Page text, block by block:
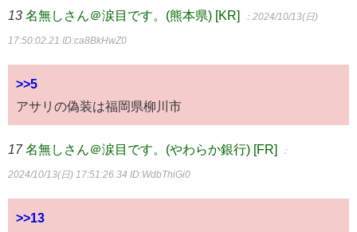
13 名無しさん＠涙目です。(熊本県) [KR] ：2024/10/13(日)
17:50:02.21 ID:ca8BkHwZ0
>>5
アサリの偽装は福岡県柳川市
17 名無しさん＠涙目です。(やわらか銀行) [FR] ：
2024/10/13(日) 17:51:26.34 ID:WdbThiGi0
>>13